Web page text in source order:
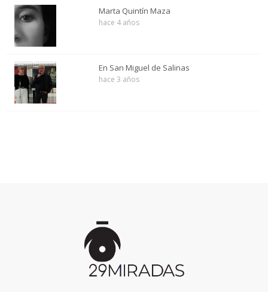
Marta Quintín Maza
hace 4 años
En San Miguel de Salinas
hace 3 años